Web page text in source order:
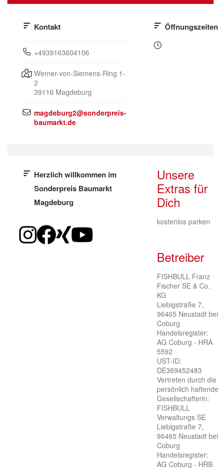
Öffnungszeiten
Kontakt
+4939163604106
Werner-von-Siemens-Ring 1-
2
39116 Magdeburg
magdeburg2@sonderpreis-
baumarkt.de
Herzlich willkommen im
Sonderpreis Baumarkt
Magdeburg
Unsere
Extras für
Dich
kostenlos parken
Betreiber
FISHBULL Franz
Fischer SE & Co.
KG
Liebigstraße 7,
96465 Neustadt bei
Coburg
Handelsregister:
AG Coburg - HRA
5592
UST-ID:
DE369452483
Vertreten durch die
persönlich haftende
Gesellschafterin:
FISHBULL
Verwaltungs SE
Liebigstraße 7,
96465 Neustadt bei
Coburg
Handelsregister:
AG Coburg - HRB